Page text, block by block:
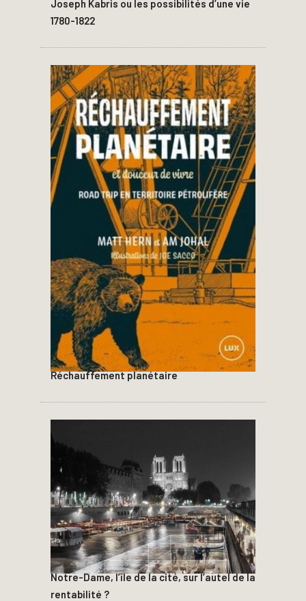
Joseph Kabris ou les possibilités d’une vie
1780-1822
Réchauffement planétaire
Notre-Dame, l’île de la cité, sur l’autel de la
rentabilité ?